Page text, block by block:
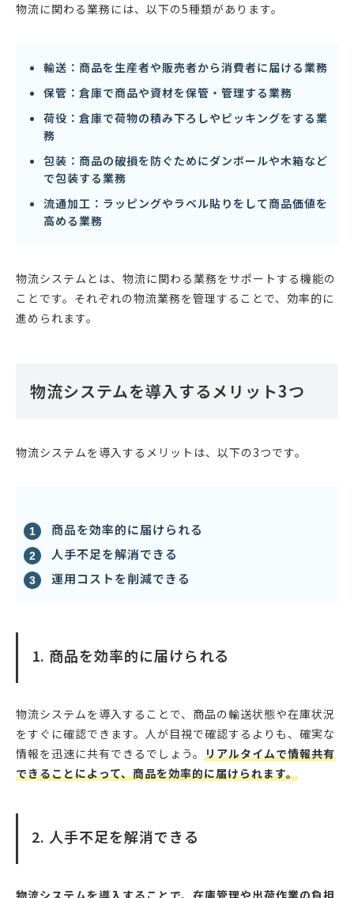
物流に関わる業務には、以下の5種類があります。
輸送：商品を生産者や販売者から消費者に届ける業務
保管：倉庫で商品や資材を保管・管理する業務
荷役：倉庫で荷物の積み下ろしやピッキングをする業
務
包装：商品の破損を防ぐためにダンボールや木箱など
で包装する業務
流通加工：ラッピングやラベル貼りをして商品価値を
高める業務
物流システムとは、物流に関わる業務をサポートする機能の
ことです。それぞれの物流業務を管理することで、効率的に
進められます。
物流システムを導入するメリット3つ
物流システムを導入するメリットは、以下の3つです。
商品を効率的に届けられる
人手不足を解消できる
運用コストを削減できる
1. 商品を効率的に届けられる
物流システムを導入することで、商品の輸送状態や在庫状況
をすぐに確認できます。人が目視で確認するよりも、確実な
情報を迅速に共有できるでしょう。 リアルタイムで情報共有
できることによって、商品を効率的に届けられます。
2. 人手不足を解消できる